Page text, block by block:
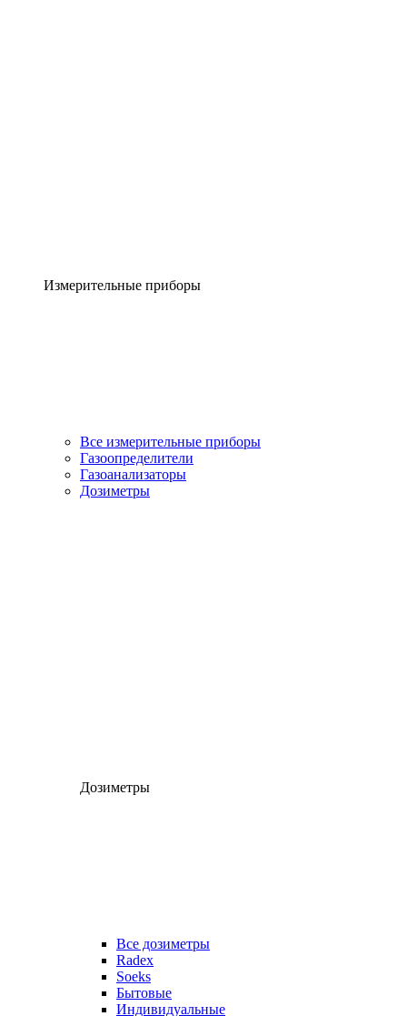
Измерительные приборы
Все измерительные приборы
Газоопределители
Газоанализаторы
Дозиметры
Дозиметры
Все дозиметры
Radex
Soeks
Бытовые
Индивидуальные